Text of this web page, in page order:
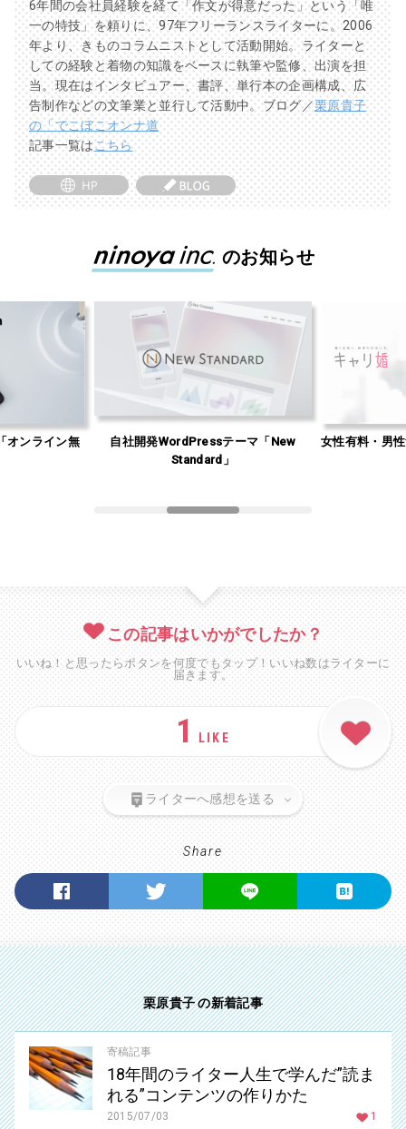
6年間の会社員経験を経て「作文が得意だった」という「唯
一の特技」を頼りに、97年フリーランスライターに。2006
年より、きものコラムニストとして活動開始。ライターと
しての経験と着物の知識をベースに執筆や監修、出演を担
当。現在はインタビュアー、書評、単行本の企画構成、広
告制作などの文筆業と並行して活動中。ブログ／栗原貴子
の「でこぼこオンナ道
記事一覧はこちら
のお知らせ
オンライン無
自社開発WordPressテーマ「New
Standard」
女性有料・男
この記事はいかがでしたか？
いいね！と思ったらボタンを何度でもタップ！いいね数はライターに
届きます。
1 LIKE
ライターへ感想を送る
Share
栗原貴子 の新着記事
寄稿記事
18年間のライター人生で学んだ”読ま
れる”コンテンツの作りかた
2015/07/03 1